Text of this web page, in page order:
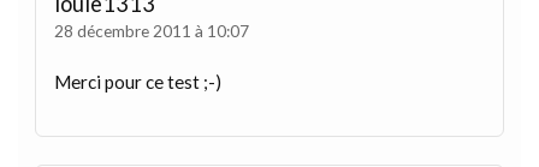
28 décembre 2011 à 10:07
Merci pour ce test ;-)